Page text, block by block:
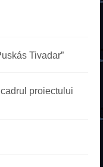
Tivadar”
proiectului